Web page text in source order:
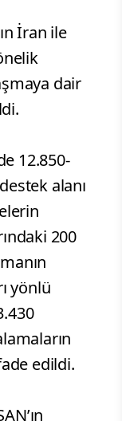
İran ile
dair
12.850-
alanı
200
yönlü
edildi.